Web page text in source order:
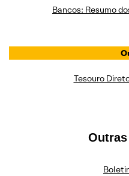
Bancos: Resumo
Tesouro